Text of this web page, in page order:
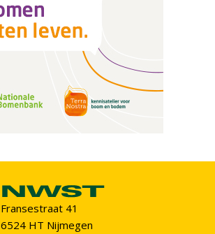
Fransestraat 41
6524 HT Nijmegen